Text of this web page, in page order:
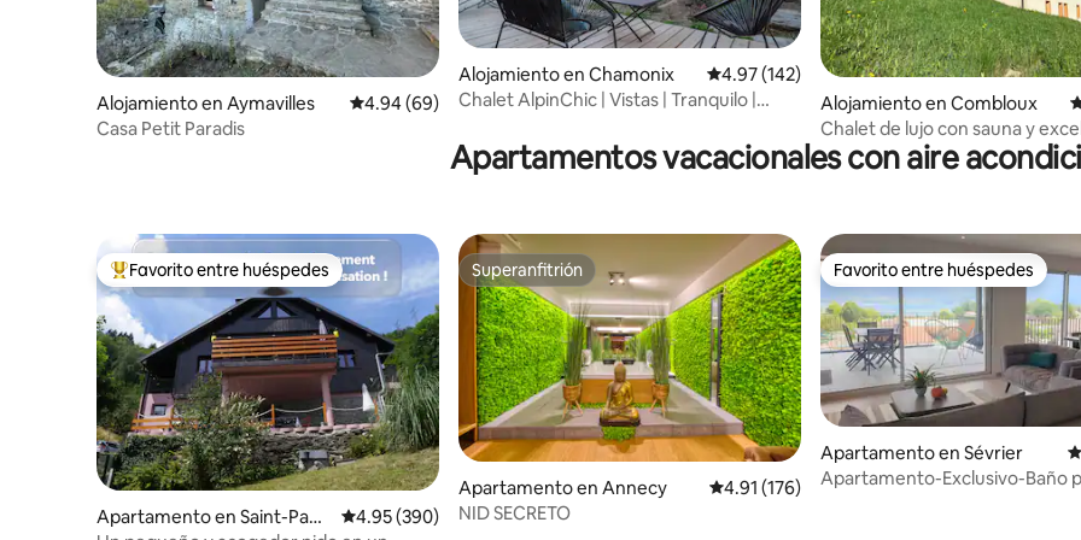
Alojamiento en Aymavilles Calificación promedio: 4.94 de 5, 69 reseñas
4.94 (69)
Casa Petit Paradis
Alojamiento en Chamonix Calificación promedio: 4.97 de 5, 142 reseñas
4.97 (142)
Chalet AlpinChic | Vistas | Tranquilo |
Alojamiento en Combloux
Chalet de lujo con sauna y
vistas
Apartamentos vacacionales con aire
Favorito entre huéspedes preferido
Favorito entre huéspedes
Apartamento en Saint-Paul-
Calificación promedio: 4.95 de 5, 390 reseñas
4.95 (390)
Superanfitrión
Superanfitrión
Apartamento en Annecy Calificación promedio: 4.91 de 5, 176 reseñas
4.91 (176)
NID SECRETO
Favorito entre huéspedes
Favorito entre huéspedes
Apartamento en Sévrier
Apartamento-Exclusivo-Baño